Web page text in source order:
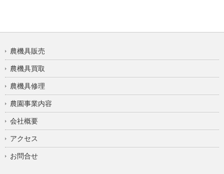
農機具販売
農機具買取
農機具修理
農園事業内容
会社概要
アクセス
お問合せ